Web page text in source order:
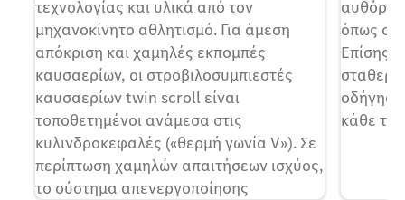
τεχνολογίας και υλικά από τον
μηχανοκίνητο αθλητισμό. Για άμεση
απόκριση και χαμηλές εκπομπές
καυσαερίων, οι στροβιλοσυμπιεστές
καυσαερίων twin scroll είναι
τοποθετημένοι ανάμεσα στις
κυλινδροκεφαλές («θερμή γωνία V»). Σε
περίπτωση χαμηλών απαιτήσεων ισχύος,
το σύστημα απενεργοποίησης
όπως σε
Επίσης
οδήγηση
κάθε